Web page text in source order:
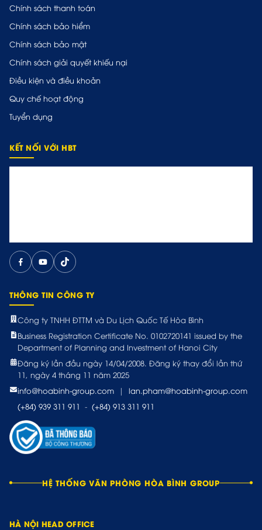
Chính sách thanh toán
Chính sách bảo hiểm
Chính sách bảo mật
Chính sách giải quyết khiếu nại
Điều kiện và điều khoản
Quy chế hoạt động
Tuyển dụng
KẾT NỐI VỚI HBT
THÔNG TIN CÔNG TY
Công ty TNHH ĐTTM và Du Lịch Quốc Tế Hòa Bình
Business Registration Certificate No. 0102720141 issued by the
Department of Planning and Investment of Hanoi City
Đăng ký lần đầu ngày 14/04/2008. Đăng ký thay đổi lần thứ
11, ngày 4 tháng 11 năm 2025
info@hoabinh-group.com
|
lan.pham@hoabinh-group.com
(+84) 939 311 911 - (+84) 913 311 911
HỆ THỐNG VĂN PHÒNG HÒA BÌNH GROUP
HÀ NỘI HEAD OFFICE